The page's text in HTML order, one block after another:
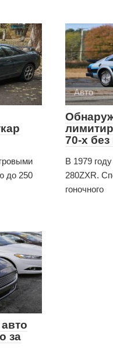
до 250
Авто
70-х
В 1979
280ZXR.
гоночного
за